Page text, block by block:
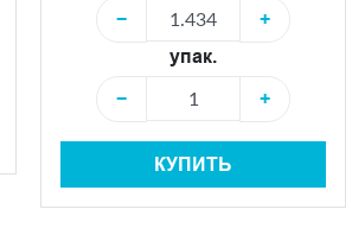
−
+
упак.
−
+
КУПИТЬ